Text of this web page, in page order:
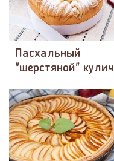
Пасхальный
"шерстяной" кулич